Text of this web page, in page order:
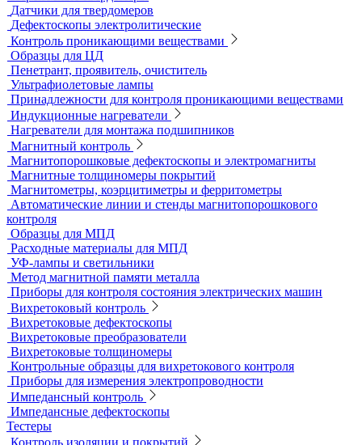
Ультразвуковые твердомеры
Динамические твердомеры
Стационарные твердомеры
Комбинированные твердомеры
Комплектующие к твердомерам
Меры твердости
Микротвердомеры
Нанотвердомеры
Портативные твердомеры
Твердомеры резины и пластмасс (дюрометры)
Универсальные твердомеры
Переносные твердомеры
Датчики для твердомеров
Дефектоскопы электролитические
Контроль проникающими веществами
Образцы для ЦД
Пенетрант, проявитель, очиститель
Ультрафиолетовые лампы
Принадлежности для контроля проникающими веществами
Индукционные нагреватели
Нагреватели для монтажа подшипников
Магнитный контроль
Магнитопорошковые дефектоскопы и электромагниты
Магнитные толщиномеры покрытий
Магнитометры, коэрцитиметры и ферритометры
Автоматические линии и стенды магнитопорошкового
контроля
Образцы для МПД
Расходные материалы для МПД
УФ-лампы и светильники